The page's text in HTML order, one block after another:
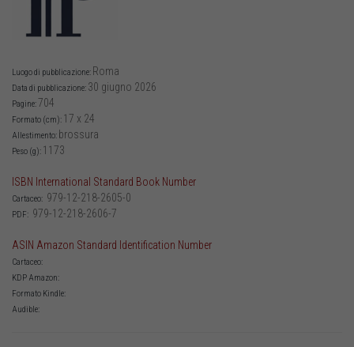
Luogo di pubblicazione: Roma
Data di pubblicazione: 30 giugno 2026
Pagine:704
Formato (cm): 17 x 24
Allestimento: brossura
Peso (g): 1173
ISBN International Standard Book Number
Cartaceo: 979-12-218-2605-0
PDF: 979-12-218-2606-7
ASIN Amazon Standard Identification Number
Cartaceo:
KDP Amazon:
Formato Kindle:
Audible: